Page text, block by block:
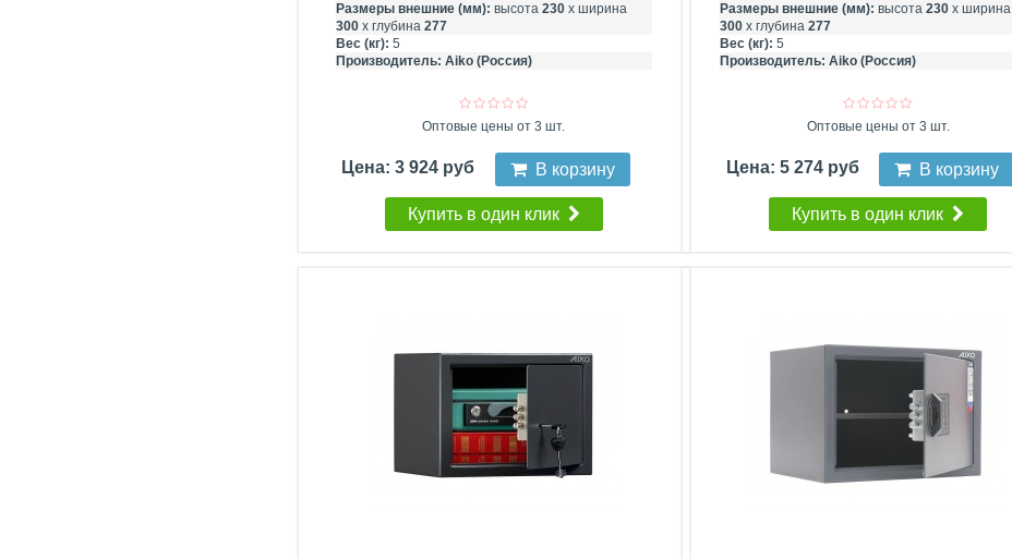
Размеры внешние (мм): высота 230х ширина
300х глубина 277
Вес (кг): 5
Производитель: Aiko (Россия)
Оптовые цены от 3 шт.
Цена: 3 924 руб В корзину
Купить в один клик
Размеры внешние (мм): высота230 х ширина
300 х глубина277
Вес (кг): 5
Производитель:Aiko (Россия)
Оптовые цены от 3 шт.
Цена: 5 274 руб В корзину
Купить в один клик